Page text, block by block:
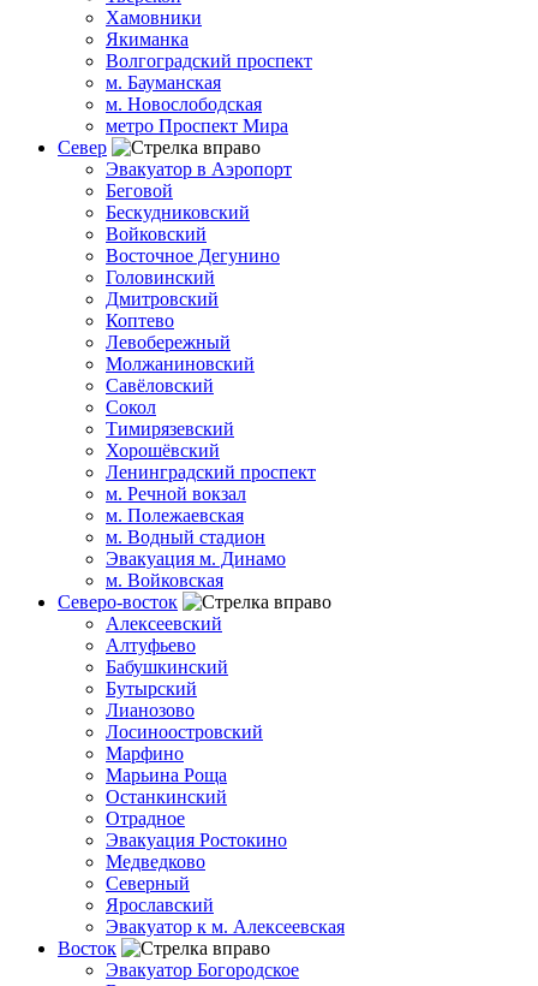
Хамовники
Якиманка
Волгоградский проспект
м. Бауманская
м. Новослободская
метро Проспект Мира
Север
Эвакуатор в Аэропорт
Беговой
Бескудниковский
Войковский
Восточное Дегунино
Головинский
Дмитровский
Коптево
Левобережный
Молжаниновский
Савёловский
Сокол
Тимирязевский
Хорошёвский
Ленинградский проспект
м. Речной вокзал
м. Полежаевская
м. Водный стадион
Эвакуация м. Динамо
м. Войковская
Северо-восток
Алексеевский
Алтуфьево
Бабушкинский
Бутырский
Лианозово
Лосиноостровский
Марфино
Марьина Роща
Останкинский
Отрадное
Эвакуация Ростокино
Медведково
Северный
Ярославский
Эвакуатор к м. Алексеевская
Восток
Эвакуатор Богородское